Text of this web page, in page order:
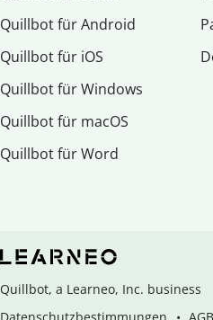
Quillbot für Android
Quillbot für iOS
Quillbot für Windows
Quillbot für macOS
Quillbot für Word
Quillbot, a Learneo, Inc. business